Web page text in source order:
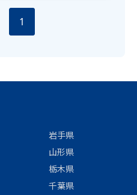
1
岩手県
山形県
栃木県
千葉県